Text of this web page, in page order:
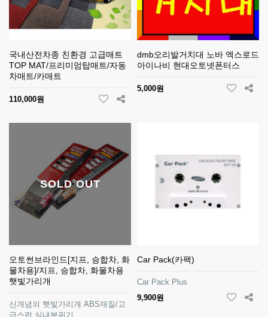
국내산전차종 친환경 고급매트
TOP MAT/프리미엄탑매트/자동
차매트/카매트
110,000원
dmb오리발거치대 노바 엑스로드
아이나비 현대오토넷폰터스
5,000원
SOLD OUT
오토썬브라인드[지프, 승합차, 화
물차용]/지프, 승합차, 화물차용
햇빛가리개
신개념의 햇빛가리개 ABS재질/고
급스런 실내분위기
Car Pack(카팩)
Car Pack Plus
9,900원